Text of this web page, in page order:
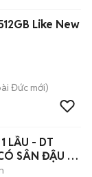
Like New
Đức mới)
LẦU - DT
SÂN ĐẬU Ô